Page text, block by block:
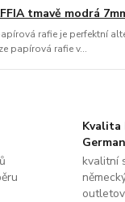
tmavě modrá
rafie je perfektní
papírová rafie v...
Kvalita
kvalitní